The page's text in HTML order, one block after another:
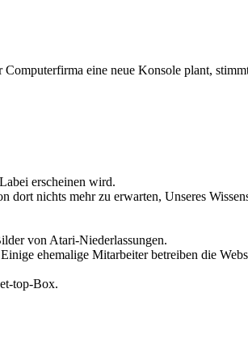
eine neue Konsole plant,
erscheinen wird.
nichts mehr zu erwarten, Unseres
von Atari-Niederlassungen.
ehemalige Mitarbeiter betreiben die
top-Box.